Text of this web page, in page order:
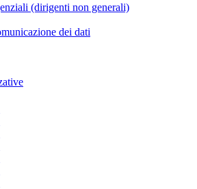
(dirigenti non generali)
dei dati